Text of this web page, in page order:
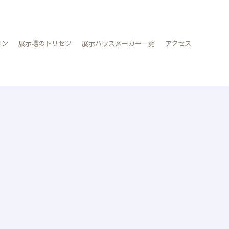
展示場のトリセツ 展示ハウスメーカー一覧 アクセス